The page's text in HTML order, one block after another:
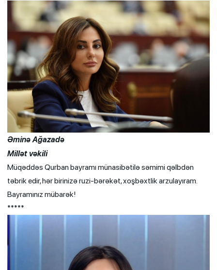
Əminə Ağazadə
Millət vəkili
Müqəddəs Qurban bayramı münasibətilə səmimi qəlbdən
təbrik edir, hər birinizə ruzi-bərəkət, xoşbəxtlik arzulayıram.
Bayramınız mübarək!
*****